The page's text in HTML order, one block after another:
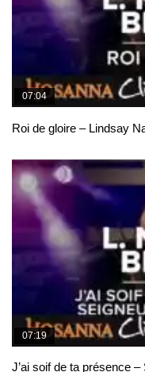
07:04
Roi de gloire – Lindsay
07:19
J’ai soif de ta présence